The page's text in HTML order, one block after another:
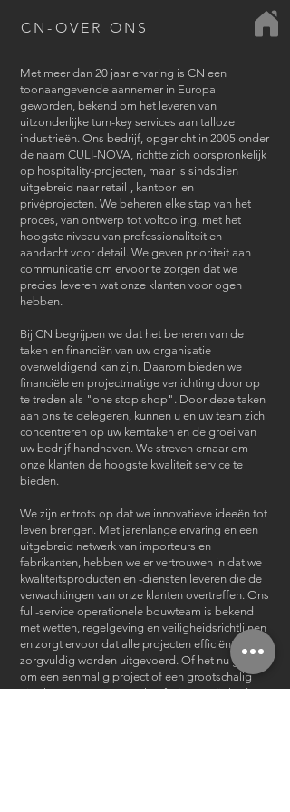
CN-OVER ONS
Met meer dan 20 jaar ervaring is CN een
toonaangevende aannemer in Europa
geworden, bekend om het leveren van
uitzonderlijke turn-key services aan talloze
industrieën. Ons bedrijf, opgericht in 2005 onder
de naam CULI-NOVA, richtte zich oorspronkelijk
op hospitality-projecten, maar is sindsdien
uitgebreid naar retail-, kantoor- en
privéprojecten. We beheren elke stap van het
proces, van ontwerp tot voltooiing, met het
hoogste niveau van professionaliteit en
aandacht voor detail. We geven prioriteit aan
communicatie om ervoor te zorgen dat we
precies leveren wat onze klanten voor ogen
hebben.
Bij CN begrijpen we dat het beheren van de
taken en financiën van uw organisatie
overweldigend kan zijn. Daarom bieden we
financiële en projectmatige verlichting door op
te treden als "one stop shop". Door deze taken
aan ons te delegeren, kunnen u en uw team zich
concentreren op uw kerntaken en de groei van
uw bedrijf handhaven. We streven ernaar om
onze klanten de hoogste kwaliteit service te
bieden.
We zijn er trots op dat we innovatieve ideeën tot
leven brengen. Met jarenlange ervaring en een
uitgebreid netwerk van importeurs en
fabrikanten, hebben we er vertrouwen in dat we
kwaliteitsproducten en -diensten leveren die de
verwachtingen van onze klanten overtreffen. Ons
full-service operationele bouwteam is bekend
met wetten, regelgeving en veiligheidsrichtlijnen
en zorgt ervoor dat alle projecten efficiënt en
zorgvuldig worden uitgevoerd. Of het nu gaat
om een ​​eenmalig project of een grootschalig
uitrolconcept, ons team heeft de vaardigheden